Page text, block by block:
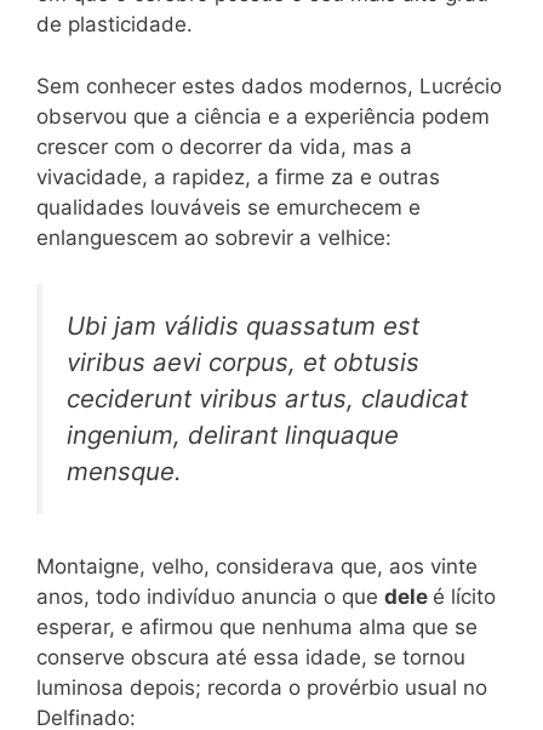
de plasticidade.
Sem conhecer estes dados modernos, Lucrécio
observou que a ciência e a experiência podem
crescer com o decorrer da vida, mas a
vivacidade, a rapidez, a firme za e outras
qualidades louváveis se emurchecem e
enlanguescem ao sobrevir a velhice:
Ubi jam válidis quassatum est
viribus aevi corpus, et obtusis
ceciderunt viribus artus, claudicat
ingenium, delirant linquaque
mensque.
Montaigne, velho, considerava que, aos vinte
anos, todo indivíduo anuncia o que dele é lícito
esperar, e afirmou que nenhuma alma que se
conserve obscura até essa idade, se tornou
luminosa depois; recorda o provérbio usual no
Delfinado: